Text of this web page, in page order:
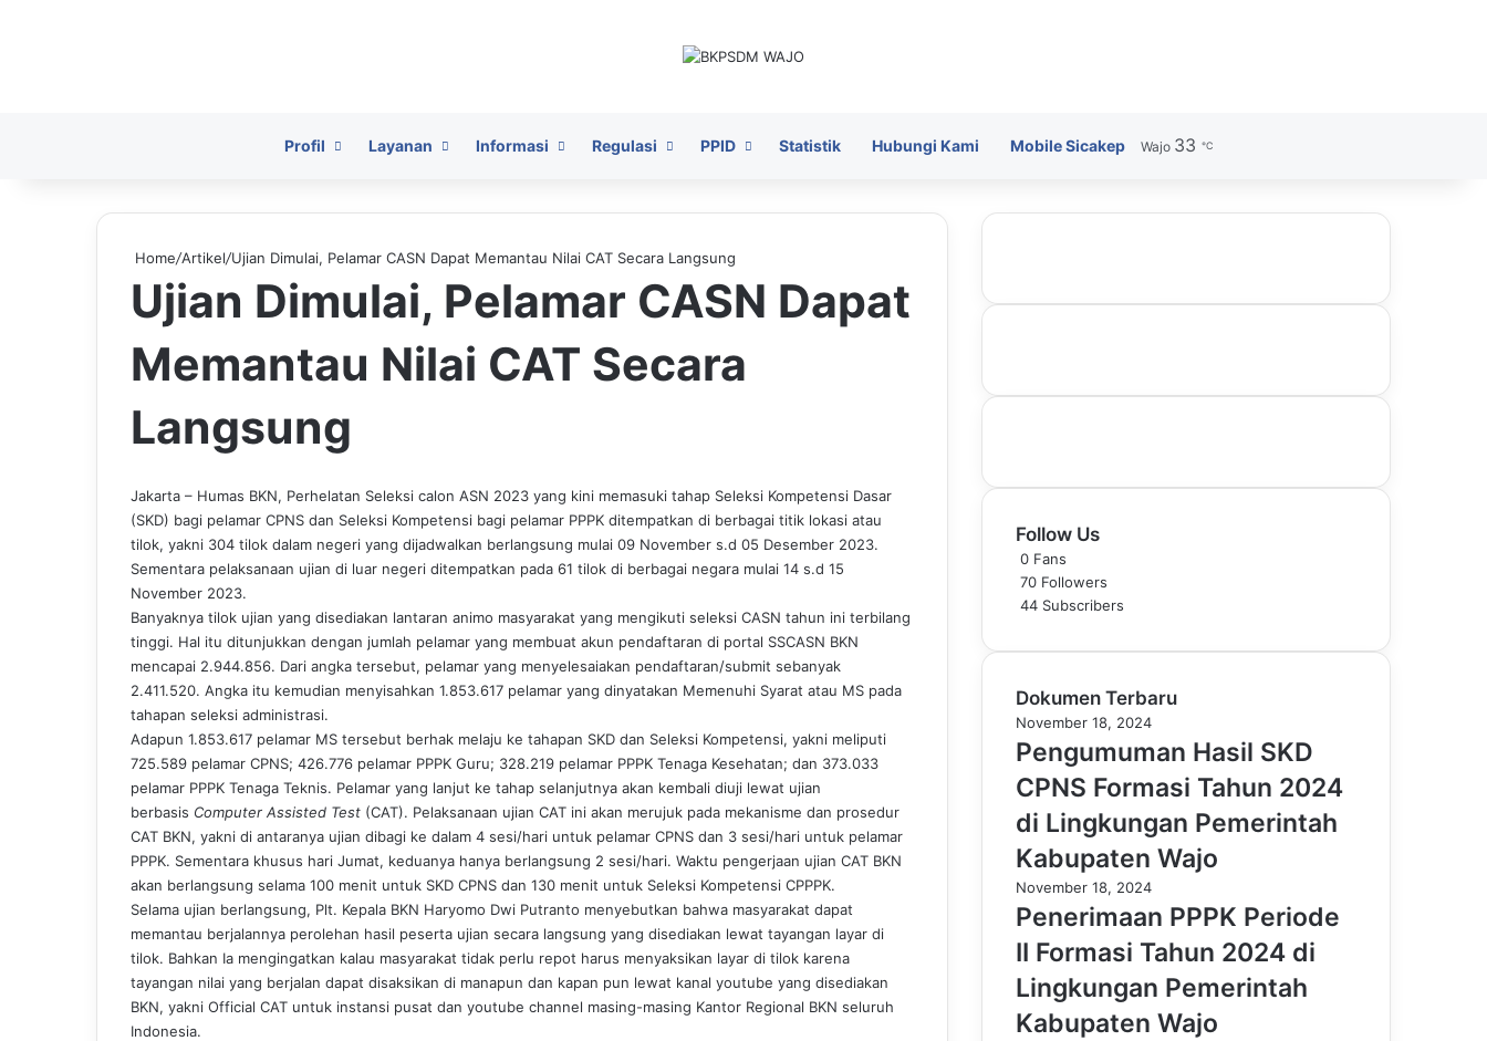
HomePage
Profil Layanan Informasi Regulasi PPID Statistik Hubungi Kami Mobile Sicakep Wajo 33 ℃
Home/Artikel/Ujian Dimulai, Pelamar CASN Dapat Memantau Nilai CAT Secara Langsung
Ujian Dimulai, Pelamar CASN Dapat
Memantau Nilai CAT Secara
Langsung
Jakarta – Humas BKN, Perhelatan Seleksi calon ASN 2023 yang kini memasuki tahap Seleksi Kompetensi Dasar
(SKD) bagi pelamar CPNS dan Seleksi Kompetensi bagi pelamar PPPK ditempatkan di berbagai titik lokasi atau
tilok, yakni 304 tilok dalam negeri yang dijadwalkan berlangsung mulai 09 November s.d 05 Desember 2023.
Sementara pelaksanaan ujian di luar negeri ditempatkan pada 61 tilok di berbagai negara mulai 14 s.d 15
November 2023.
Banyaknya tilok ujian yang disediakan lantaran animo masyarakat yang mengikuti seleksi CASN tahun ini terbilang
tinggi. Hal itu ditunjukkan dengan jumlah pelamar yang membuat akun pendaftaran di portal SSCASN BKN
mencapai 2.944.856. Dari angka tersebut, pelamar yang menyelesaiakan pendaftaran/submit sebanyak
2.411.520. Angka itu kemudian menyisahkan 1.853.617 pelamar yang dinyatakan Memenuhi Syarat atau MS pada
tahapan seleksi administrasi.
Adapun 1.853.617 pelamar MS tersebut berhak melaju ke tahapan SKD dan Seleksi Kompetensi, yakni meliputi
725.589 pelamar CPNS; 426.776 pelamar PPPK Guru; 328.219 pelamar PPPK Tenaga Kesehatan; dan 373.033
pelamar PPPK Tenaga Teknis. Pelamar yang lanjut ke tahap selanjutnya akan kembali diuji lewat ujian
berbasis Computer Assisted Test (CAT). Pelaksanaan ujian CAT ini akan merujuk pada mekanisme dan prosedur
CAT BKN, yakni di antaranya ujian dibagi ke dalam 4 sesi/hari untuk pelamar CPNS dan 3 sesi/hari untuk pelamar
PPPK. Sementara khusus hari Jumat, keduanya hanya berlangsung 2 sesi/hari. Waktu pengerjaan ujian CAT BKN
akan berlangsung selama 100 menit untuk SKD CPNS dan 130 menit untuk Seleksi Kompetensi CPPPK.
Selama ujian berlangsung, Plt. Kepala BKN Haryomo Dwi Putranto menyebutkan bahwa masyarakat dapat
memantau berjalannya perolehan hasil peserta ujian secara langsung yang disediakan lewat tayangan layar di
tilok. Bahkan Ia mengingatkan kalau masyarakat tidak perlu repot harus menyaksikan layar di tilok karena
tayangan nilai yang berjalan dapat disaksikan di manapun dan kapan pun lewat kanal youtube yang disediakan
BKN, yakni Official CAT untuk instansi pusat dan youtube channel masing-masing Kantor Regional BKN seluruh
Indonesia.
Follow Us
0 Fans
70 Followers
44 Subscribers
Dokumen Terbaru
November 18, 2024
Pengumuman Hasil SKD
CPNS Formasi Tahun 2024
di Lingkungan Pemerintah
Kabupaten Wajo
November 18, 2024
Penerimaan PPPK Periode
II Formasi Tahun 2024 di
Lingkungan Pemerintah
Kabupaten Wajo